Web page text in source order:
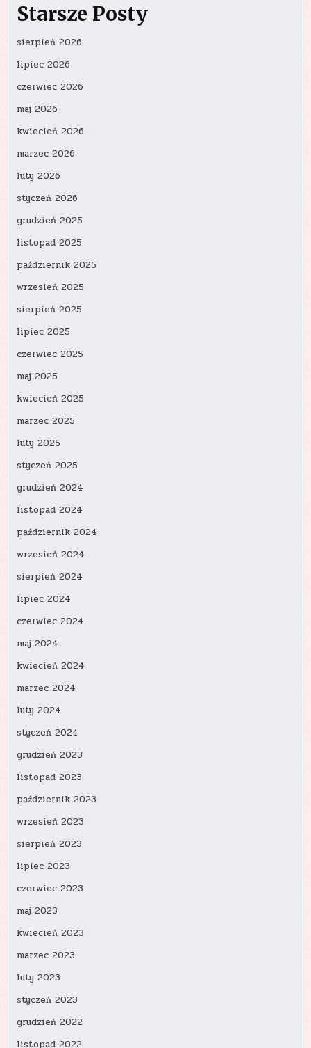
Starsze Posty
sierpień 2026
lipiec 2026
czerwiec 2026
maj 2026
kwiecień 2026
marzec 2026
luty 2026
styczeń 2026
grudzień 2025
listopad 2025
październik 2025
wrzesień 2025
sierpień 2025
lipiec 2025
czerwiec 2025
maj 2025
kwiecień 2025
marzec 2025
luty 2025
styczeń 2025
grudzień 2024
listopad 2024
październik 2024
wrzesień 2024
sierpień 2024
lipiec 2024
czerwiec 2024
maj 2024
kwiecień 2024
marzec 2024
luty 2024
styczeń 2024
grudzień 2023
listopad 2023
październik 2023
wrzesień 2023
sierpień 2023
lipiec 2023
czerwiec 2023
maj 2023
kwiecień 2023
marzec 2023
luty 2023
styczeń 2023
grudzień 2022
listopad 2022